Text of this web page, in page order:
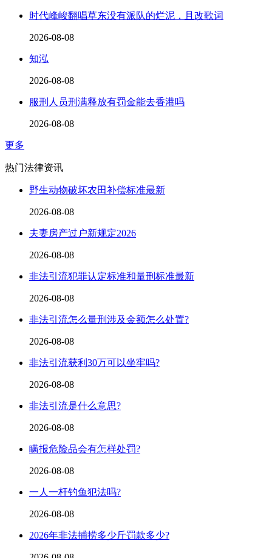
时代峰峻翻唱草东没有派队的烂泥，且改歌词
2026-08-08
知泓
2026-08-08
服刑人员刑满释放有罚金能去香港吗
2026-08-08
更多
热门法律资讯
野生动物破坏农田补偿标准最新
2026-08-08
夫妻房产过户新规定2026
2026-08-08
非法引流犯罪认定标准和量刑标准最新
2026-08-08
非法引流怎么量刑涉及金额怎么处置?
2026-08-08
非法引流获利30万可以坐牢吗?
2026-08-08
非法引流是什么意思?
2026-08-08
瞒报危险品会有怎样处罚?
2026-08-08
一人一杆钓鱼犯法吗?
2026-08-08
2026年非法捕捞多少斤罚款多少?